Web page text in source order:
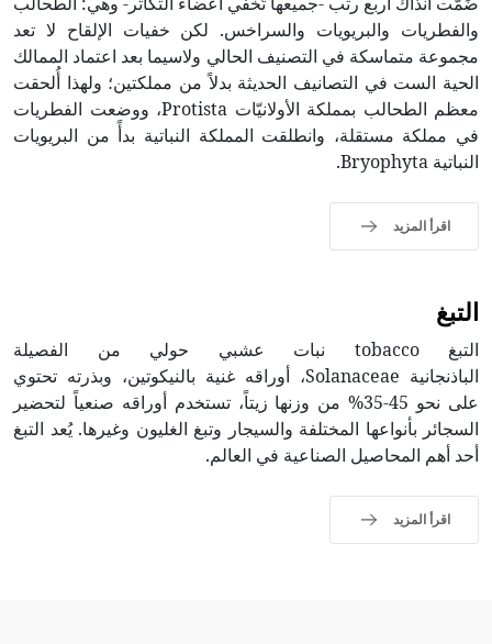
والفطريات والبريويات والسراخس. لكن خفيات الإلقاح لا تعد
مجموعة متماسكة في التصنيف الحالي ولاسيما بعد اعتماد الممالك
الحية الست في التصانيف الحديثة بدلاً من مملكتين؛ ولهذا أُلحقت
معظم الطحالب بمملكة الأولانيّات Protista، ووضعت الفطريات
في مملكة مستقلة، وانطلقت المملكة النباتية بدأً من البريويات
النباتية Bryophyta.
اقرأ المزيد
التبغ
التبغ tobacco نبات عشبي حولي من الفصيلة
الباذنجانية Solanaceae، أوراقه غنية بالنيكوتين، وبذرته تحتوي
على نحو 45-35% من وزنها زيتاً، تستخدم أوراقه صنعياً لتحضير
السجائر بأنواعها المختلفة والسيجار وتبغ الغليون وغيرها. يُعد التبغ
أحد أهم المحاصيل الصناعية في العالم.
اقرأ المزيد